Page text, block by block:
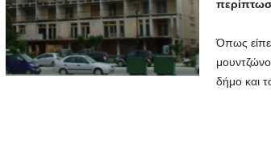
Όπως είπε
δήμο και